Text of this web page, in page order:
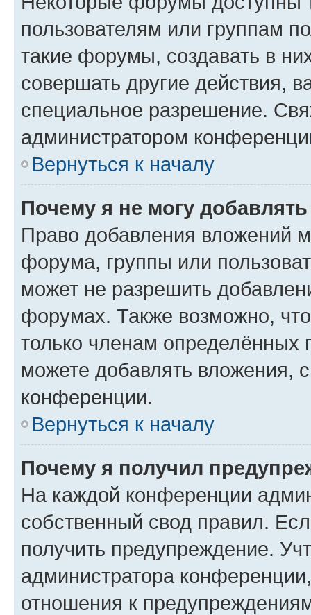
пользователям или группам
такие форумы, создавать в
совершать другие действия,
специальное разрешение.
администратором
Вернуться к началу
Почему я не могу
Право добавления вложений
форума, группы или
может не разрешить
форумах. Также возможно,
только членам определённых
можете добавлять вложения,
конференции.
Вернуться к началу
Почему я получил
На каждой конференции
собственный свод правил.
получить предупреждение.
администратора
отношения к